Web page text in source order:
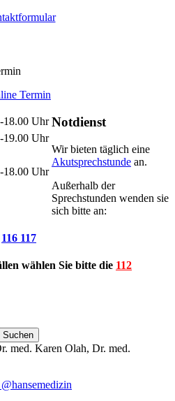
Termin
18.00 Uhr
19.00 Uhr
18.00 Uhr
Notdienst
Wir bieten täglich eine
Akutsprechstunde an.
Außerhalb der
Sprechstunden wenden sie
sich bitte an:
116 117
wählen Sie bitte die 112
Suchen
med. Karen Olah, Dr. med.
@hansemedizin